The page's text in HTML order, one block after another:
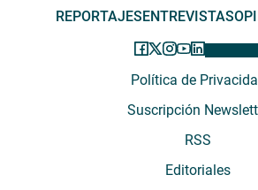
REPORTAJES ENTREVISTAS
Política de
Suscripción
RSS
Editoriales